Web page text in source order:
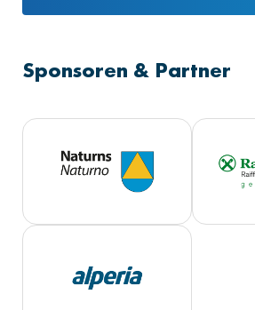
Sponsoren & Partner